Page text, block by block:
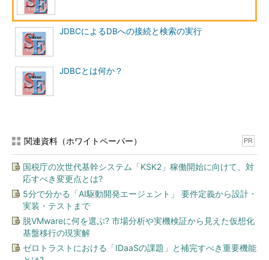
JDBCによるDBへの接続と検索の実行
JDBCとは何か？
関連資料（ホワイトペーパー） PR
国税庁の次世代基幹システム「KSK2」稼働開始に向けて、対
応すべき変更点とは?
5分で分かる「AI駆動開発エージェント」 要件定義から設計・
実装・テストまで
脱VMwareに何を選ぶ? 市場分析や実機検証から見えた仮想化
基盤移行の現実解
ゼロトラストにおける「IDaaSの課題」と補完すべき重要機能